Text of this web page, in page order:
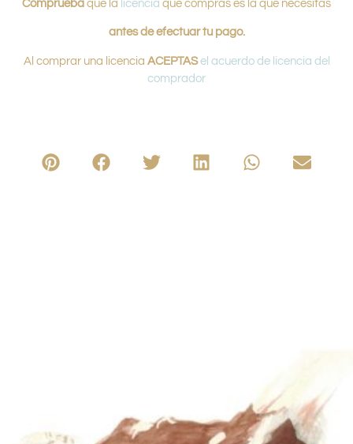
Comprueba que la licencia que compras es la que necesitas
antes de efectuar tu pago.
Al comprar una licencia ACEPTAS el acuerdo de licencia del
comprador